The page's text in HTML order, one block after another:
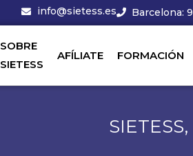
info@sietess.es Barcelona:
SOBRE
SIETESS
AFÍLIATE FORMACIÓN